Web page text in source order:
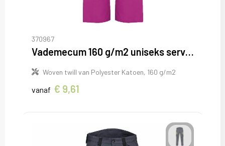
370967
Vademecum 160 g/m2 uniseks servicebroek
Woven twill van Polyester Katoen, 160 g/m2
vanaf € 9,61